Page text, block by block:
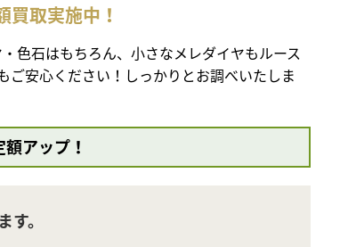
買取実施中！
色石はもちろん、小さなメレダイヤもルース
ご安心ください！しっかりとお調べいたしま
アップ！
。